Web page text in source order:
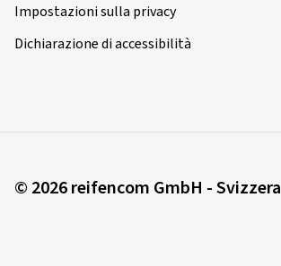
Impostazioni sulla privacy
Dichiarazione di accessibilità
© 2026 reifencom GmbH - Svizzera